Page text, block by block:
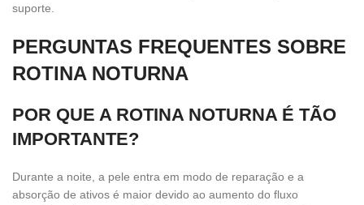
suporte.
PERGUNTAS FREQUENTES SOBRE
ROTINA NOTURNA
POR QUE A ROTINA NOTURNA É TÃO
IMPORTANTE?
Durante a noite, a pele entra em modo de reparação e a
absorção de ativos é maior devido ao aumento do fluxo